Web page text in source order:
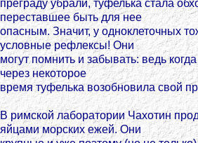
преграду убрали, туфелька стала
переставшее быть для нее
опасным. Значит, у одноклеточных
условные рефлексы! Они
могут помнить и забывать: ведь
через некоторое
время туфелька возобновила свой
В римской лаборатории Чахотин
яйцами морских ежей. Они